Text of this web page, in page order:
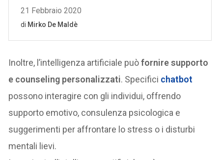
Inoltre, l’intelligenza artificiale puòfornire supporto
e counseling personalizzati. Specifici chatbot
possono interagire con gli individui, offrendo
supporto emotivo, consulenza psicologica e
suggerimenti per affrontare lo stress o i disturbi
mentali lievi.